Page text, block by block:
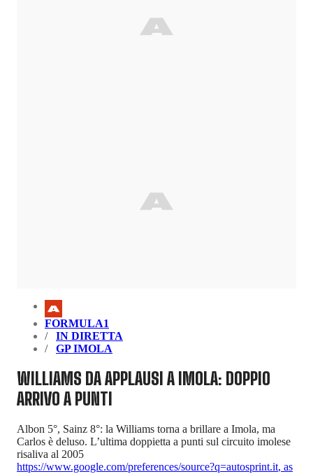
FORMULA1
IN DIRETTA
GP IMOLA
WILLIAMS DA APPLAUSI A IMOLA: DOPPIO
ARRIVO A PUNTI
Albon 5°, Sainz 8°: la Williams torna a brillare a Imola, ma
Carlos è deluso. L’ultima doppietta a punti sul circuito imolese
risaliva al 2005
https://www.google.com/preferences/source?q=autosprint.it, as